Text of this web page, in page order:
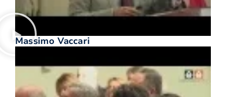
Massimo Vaccari